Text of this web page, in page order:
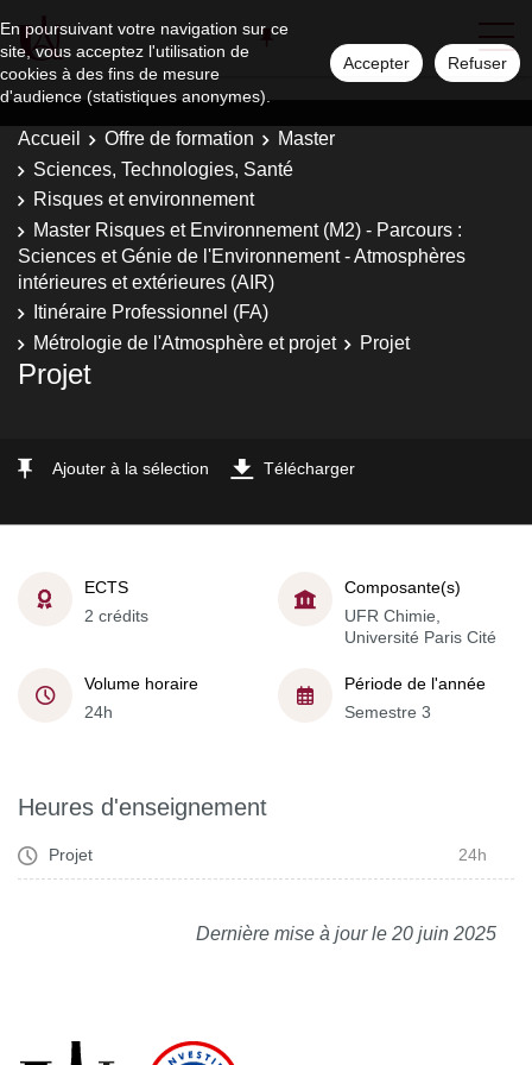
En poursuivant votre navigation sur ce
site, vous acceptez l'utilisation de
cookies à des fins de mesure
d'audience (statistiques anonymes).
Accepter Refuser
Accueil Offre de formation
Master
Sciences, Technologies, Santé
Risques et environnement
Master Risques et Environnement (M2) - Parcours :
Sciences et Génie de l'Environnement - Atmosphères
intérieures et extérieures (AIR)
Itinéraire Professionnel (FA)
Métrologie de l'Atmosphère et projet
Projet
Projet
Ajouter à la sélection Télécharger
ECTS
2 crédits
Composante(s)
UFR Chimie,
Université Paris Cité
Volume horaire
24h
Période de l'année
Semestre 3
Heures d'enseignement
Projet 24h
Dernière mise à jour le 20 juin 2025